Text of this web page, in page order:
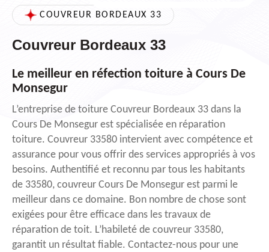
COUVREUR BORDEAUX 33
Couvreur Bordeaux 33
Le meilleur en réfection toiture à Cours De
Monsegur
L’entreprise de toiture Couvreur Bordeaux 33 dans la
Cours De Monsegur est spécialisée en réparation
toiture. Couvreur 33580 intervient avec compétence et
assurance pour vous offrir des services appropriés à vos
besoins. Authentifié et reconnu par tous les habitants
de 33580, couvreur Cours De Monsegur est parmi le
meilleur dans ce domaine. Bon nombre de chose sont
exigées pour être efficace dans les travaux de
réparation de toit. L’habileté de couvreur 33580,
garantit un résultat fiable. Contactez-nous pour une